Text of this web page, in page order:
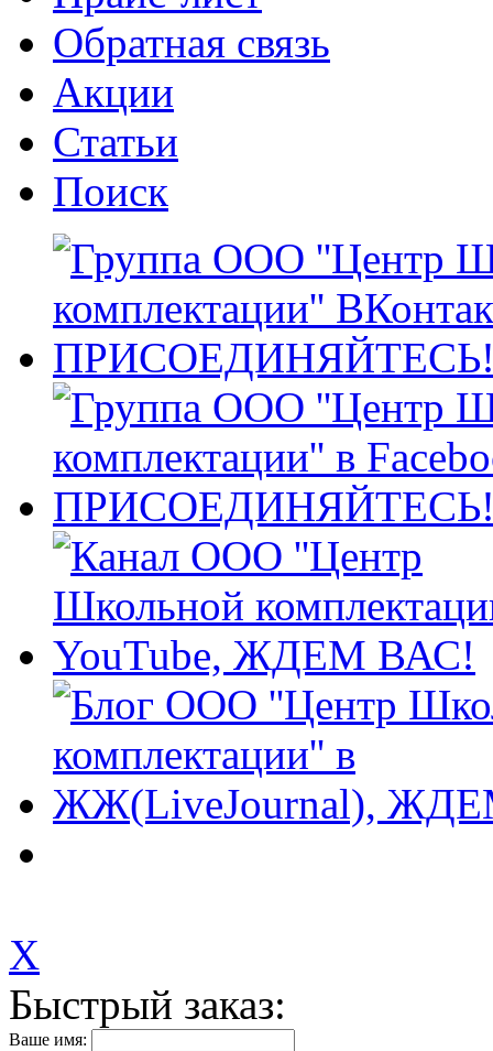
Обратная связь
Акции
Статьи
Поиск
X
Быстрый заказ:
Ваше имя: